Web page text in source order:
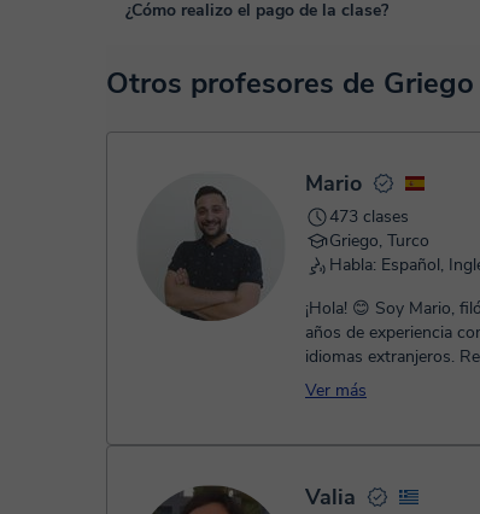
Las clases se realizan en el aula virtual de
¿Cómo realizo el pago de la clase?
En el momento en que selecciones una clase o
TPV virtual. Tienes dos opciones para efectuar el
Una vez realices el pago de la clase, recibirás un
Otros profesores de
Mario
473 clases
Griego, Turco
Habla: Español,
¡Hola! 😊 Soy Mario, filólogo con más de 7
años de experiencia
idiomas extranjeros.
universitarios de grado
Ver más
Valia